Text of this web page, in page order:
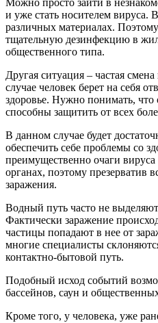
Можно просто зайти в
и уже стать носителем вируса.
различных материалах.
тщательную дезинфекцию в
общественного типа.
Другая ситуация – частая
случае человек берет на себя
здоровье. Нужно понимать, что
способны защитить от всех
В данном случае будет
обеспечить себе проблемы со
преимущественно очаги
органах, поэтому презерватив
заражения.
Водный путь часто не
Фактически заражение
частицы попадают в нее от
многие специалисты
контактно-бытовой путь.
Подобный исход событий
бассейнов, саун и
Кроме того, у человека, уже